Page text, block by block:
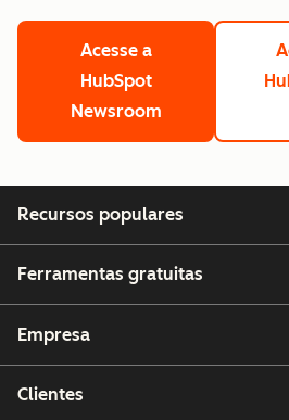
Acesse a
HubSpot
Newsroom
Recursos populares
Ferramentas gratuitas
Empresa
Clientes